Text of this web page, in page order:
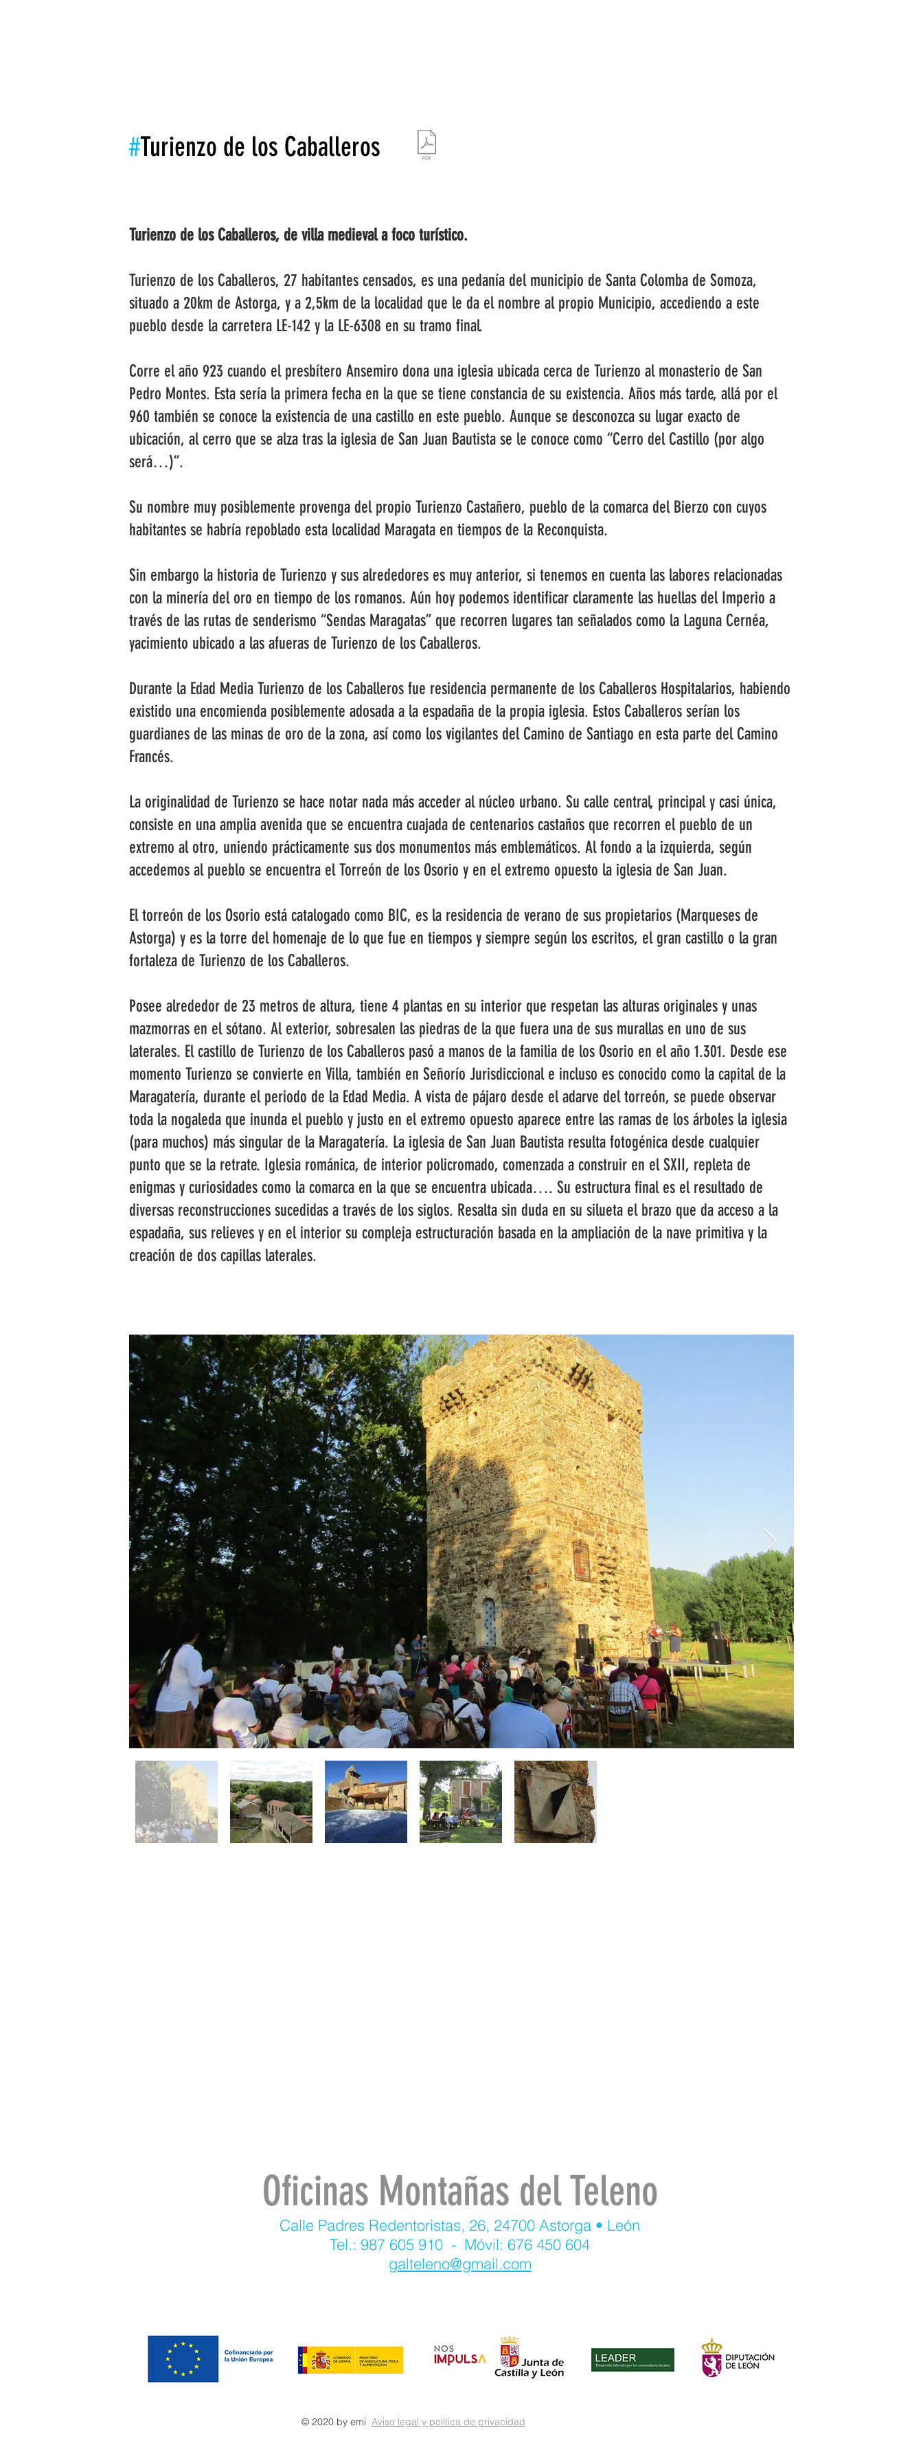
#Turienzo de los Caballeros
Turienzo de los Caballeros, de villa medieval a foco turístico.
Turienzo de los Caballeros, 27 habitantes censados, es una pedanía del municipio de Santa Colomba de Somoza,
situado a 20km de Astorga, y a 2,5km de la localidad que le da el nombre al propio Municipio, accediendo a este
pueblo desde la carretera LE-142 y la LE-6308 en su tramo final.
Corre el año 923 cuando el presbítero Ansemiro dona una iglesia ubicada cerca de Turienzo al monasterio de San
Pedro Montes. Esta sería la primera fecha en la que se tiene constancia de su existencia. Años más tarde, allá por el
960 también se conoce la existencia de una castillo en este pueblo. Aunque se desconozca su lugar exacto de
ubicación, al cerro que se alza tras la iglesia de San Juan Bautista se le conoce como “Cerro del Castillo (por algo
será…)”.
Su nombre muy posiblemente provenga del propio Turienzo Castañero, pueblo de la comarca del Bierzo con cuyos
habitantes se habría repoblado esta localidad Maragata en tiempos de la Reconquista.
Sin embargo la historia de Turienzo y sus alrededores es muy anterior, si tenemos en cuenta las labores relacionadas
con la minería del oro en tiempo de los romanos. Aún hoy podemos identificar claramente las huellas del Imperio a
través de las rutas de senderismo “Sendas Maragatas” que recorren lugares tan señalados como la Laguna Cernéa,
yacimiento ubicado a las afueras de Turienzo de los Caballeros.
Durante la Edad Media Turienzo de los Caballeros fue residencia permanente de los Caballeros Hospitalarios, habiendo
existido una encomienda posiblemente adosada a la espadaña de la propia iglesia. Estos Caballeros serían los
guardianes de las minas de oro de la zona, así como los vigilantes del Camino de Santiago en esta parte del Camino
Francés.
La originalidad de Turienzo se hace notar nada más acceder al núcleo urbano. Su calle central, principal y casi única,
consiste en una amplia avenida que se encuentra cuajada de centenarios castaños que recorren el pueblo de un
extremo al otro, uniendo prácticamente sus dos monumentos más emblemáticos. Al fondo a la izquierda, según
accedemos al pueblo se encuentra el Torreón de los Osorio y en el extremo opuesto la iglesia de San Juan.
El torreón de los Osorio está catalogado como BIC, es la residencia de verano de sus propietarios (Marqueses de
Astorga) y es la torre del homenaje de lo que fue en tiempos y siempre según los escritos, el gran castillo o la gran
fortaleza de Turienzo de los Caballeros.
Posee alrededor de 23 metros de altura, tiene 4 plantas en su interior que respetan las alturas originales y unas
mazmorras en el sótano. Al exterior, sobresalen las piedras de la que fuera una de sus murallas en uno de sus
laterales. El castillo de Turienzo de los Caballeros pasó a manos de la familia de los Osorio en el año 1.301. Desde ese
momento Turienzo se convierte en Villa, también en Señorío Jurisdiccional e incluso es conocido como la capital de la
Maragatería, durante el periodo de la Edad Media. A vista de pájaro desde el adarve del torreón, se puede observar
toda la nogaleda que inunda el pueblo y justo en el extremo opuesto aparece entre las ramas de los árboles la iglesia
(para muchos) más singular de la Maragatería. La iglesia de San Juan Bautista resulta fotogénica desde cualquier
punto que se la retrate. Iglesia románica, de interior policromado, comenzada a construir en el SXII, repleta de
enigmas y curiosidades como la comarca en la que se encuentra ubicada…. Su estructura final es el resultado de
diversas reconstrucciones sucedidas a través de los siglos. Resalta sin duda en su silueta el brazo que da acceso a la
espadaña, sus relieves y en el interior su compleja estructuración basada en la ampliación de la nave primitiva y la
creación de dos capillas laterales.
Oficinas Montañas del Teleno
Calle Padres Redentoristas, 26, 24700 Astorga • León
Tel.: 987 605 910 - Móvil: 676 450 604
galteleno@gmail.com
© 2020 by emi Aviso legal y política de privacidad